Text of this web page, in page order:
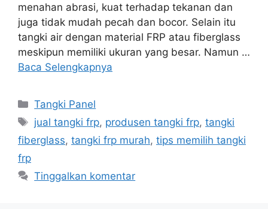
menahan abrasi, kuat terhadap tekanan dan
juga tidak mudah pecah dan bocor. Selain itu
tangki air dengan material FRP atau fiberglass
meskipun memiliki ukuran yang besar. Namun …
Baca Selengkapnya
Kategori
Tangki Panel
Tag
jual tangki frp, produsen tangki frp,tangki
fiberglass, tangki frp murah, tips memilih tangki
frp
Tinggalkan komentar